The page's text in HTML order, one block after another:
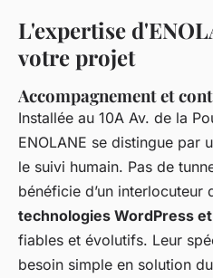
L'expertise
votre projet
Accompagnement et
Installée au 10A Av. de la
ENOLANE se distingue par
le suivi humain. Pas de
bénéficie d’un interlocuteur
technologies WordPress
fiables et évolutifs. Leur
besoin simple en solution